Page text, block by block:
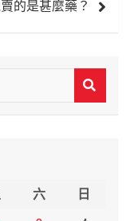
的是甚麼藥？
六
日